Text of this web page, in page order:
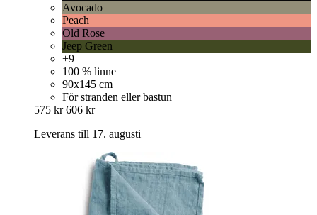
Avocado
Peach
Old Rose
Jeep Green
+9
100 % linne
90x145 cm
För stranden eller bastun
575 kr 606 kr
Leverans till 17. augusti